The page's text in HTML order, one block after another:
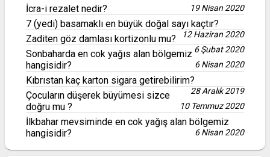
İcra-i rezalet nedir? 19 Nisan 2020
7 (yedi) basamaklı en büyük doğal sayı kaçtır?
12 Haziran 2020
Zaditen göz damlası kortizonlu mu?
6 Şubat 2020
Sonbaharda en cok yağıs alan bölgemiz
hangisidir?
6 Nisan 2020
Kıbrıstan kaç karton sigara getirebilirim?
28 Aralık 2019
Çocuların düşerek büyümesi sizce
doğru mu ?
10 Temmuz 2020
İlkbahar mevsiminde en cok yağış alan bölgemiz
hangisidir?
6 Nisan 2020